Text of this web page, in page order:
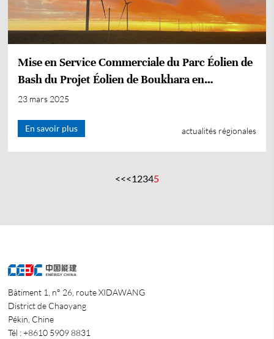
Mise en Service Commerciale du Parc Éolien de
Bash du Projet Éolien de Boukhara en
Ouzbékistan
23 mars 2025
En savoir plus actualités régionales
<<<12345
Bâtiment 1, n° 26, route XIDAWANG
District de Chaoyang
Pékin, Chine
Tél : +8610 5909 8831